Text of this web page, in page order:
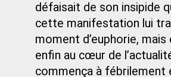
défaisait de son insipide
cette manifestation lui
moment d’euphorie,
enfin au cœur de
commença à fébrilement